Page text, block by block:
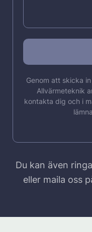
Genom att skicka
Allvärmeteknik
kontakta dig och i
Du kan även
eller maila oss